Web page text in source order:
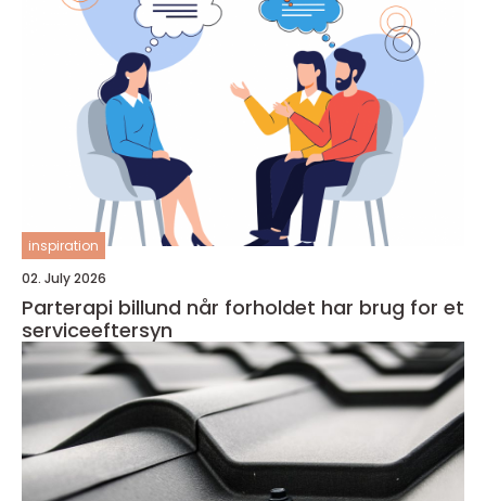
inspiration
02. July 2026
Parterapi billund når forholdet har brug for et
serviceeftersyn